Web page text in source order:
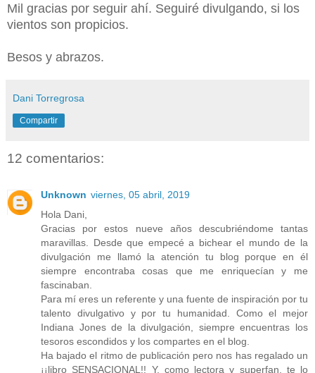
Mil gracias por seguir ahí. Seguiré divulgando, si los
vientos son propicios.
Besos y abrazos.
Dani Torregrosa
Compartir
12 comentarios:
Unknown viernes, 05 abril, 2019
Hola Dani,
Gracias por estos nueve años descubriéndome tantas
maravillas. Desde que empecé a bichear el mundo de la
divulgación me llamó la atención tu blog porque en él
siempre encontraba cosas que me enriquecían y me
fascinaban.
Para mí eres un referente y una fuente de inspiración por tu
talento divulgativo y por tu humanidad. Como el mejor
Indiana Jones de la divulgación, siempre encuentras los
tesoros escondidos y los compartes en el blog.
Ha bajado el ritmo de publicación pero nos has regalado un
¡¡libro SENSACIONAL!! Y, como lectora y superfan, te lo